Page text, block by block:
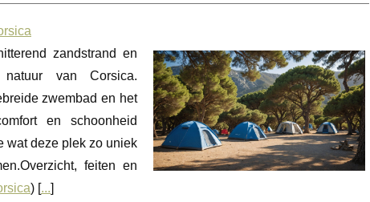
zandstrand en
van Corsica.
zwembad en het
en schoonheid
wat deze plek zo uniek
feiten en
) [...]